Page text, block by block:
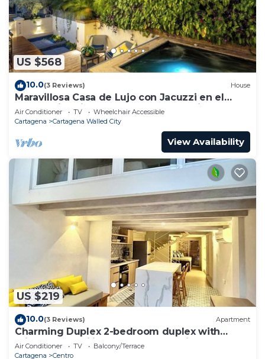
US $568
10.0(3 Reviews) House
Maravillosa Casa de Lujo con Jacuzzi en el
Centro Historico Cartagena - Colombia
Air Conditioner TV
Wheelchair Accessible
Cartagena
Cartagena Walled City
View Availability
US $219
10.0(3 Reviews) Apartment
Charming Duplex 2-bedroom duplex with
private Jacuzzi in Cartagena Old City.
Air Conditioner TV
Balcony/Terrace
Cartagena
Centro